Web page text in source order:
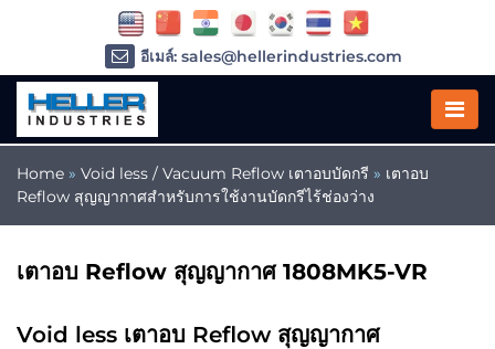
Home » Void less / Vacuum Reflow เตาอบบัดกรี » เตาอบ
Reflow สุญญากาศสำหรับการใช้งานบัดกรีไร้ช่องว่าง
เตาอบ Reflow สุญญากาศ 1808MK5-VR
Void less เตาอบ Reflow สุญญากาศ
อีเมล์: sales@hellerindustries.com
อีเมล์: service@hellerindustries.com
โทรศัพท์ :